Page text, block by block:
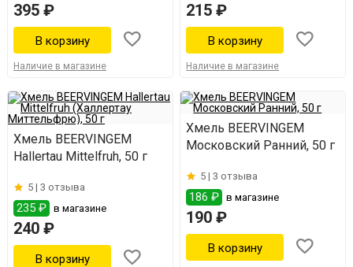
395 ₽
Наличие в магазине
215 ₽
Наличие в магазине
Хмель BEERVINGEM
Hallertau Mittelfruh, 50 г
5 | 3 отзыва
235 ₽ в магазине
240 ₽
Хмель BEERVINGEM
Московский Ранний, 50 г
5 |3 отзыва
186 ₽ в магазине
190 ₽